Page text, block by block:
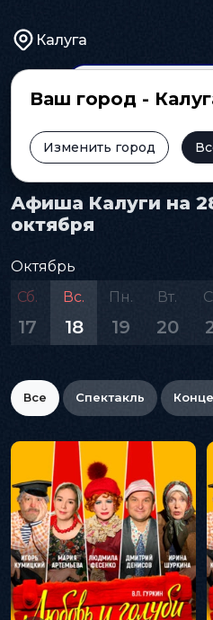
Калуга
Ваш город -
Изменить город
Главная Афиша
Афиша Калуги на
октября
Октябрь
Сб.
17
Вс.
18
Пн.
19
Вт.
20
Все Спектакль